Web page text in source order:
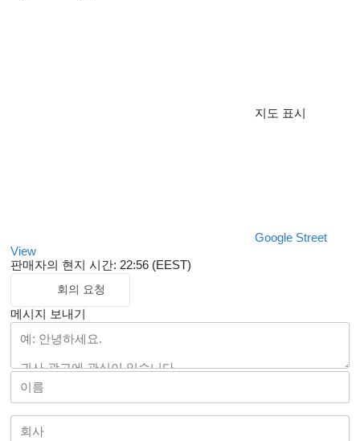
지도 표시
Google Street
View
판매자의 현지 시간: 22:56 (EEST)
회의 요청
메시지 보내기